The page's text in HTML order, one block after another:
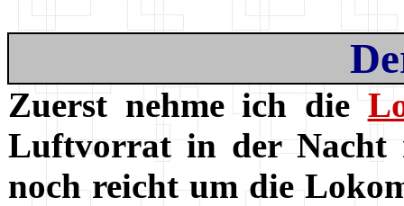
Zuerst nehme ich die
Luftvorrat in der Nacht
noch reicht um die